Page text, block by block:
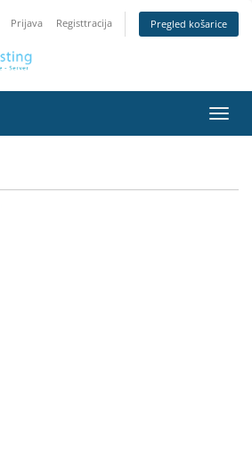
Prijava Registtracija Pregled košarice